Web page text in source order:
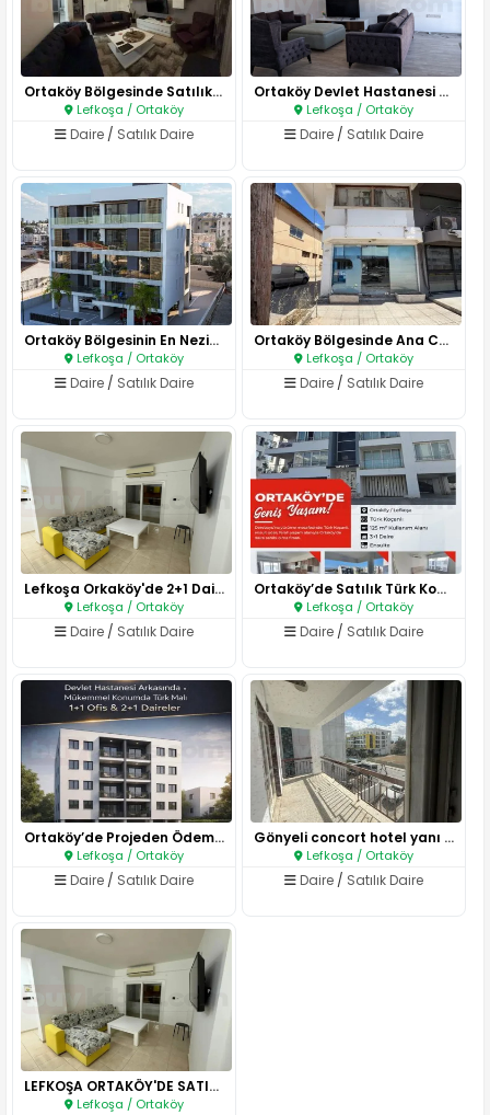
Ortaköy Bölgesinde Satılık Fır..
Lefkoşa / Ortaköy
Daire / Satılık Daire
Ortaköy Devlet Hastanesi Arkas..
Lefkoşa / Ortaköy
Daire / Satılık Daire
Ortaköy Bölgesinin En Nezih Bö..
Lefkoşa / Ortaköy
Daire / Satılık Daire
Ortaköy Bölgesinde Ana Cadde Ü..
Lefkoşa / Ortaköy
Daire / Satılık Daire
Lefkoşa Orkaköy'de 2+1 Daire..
Lefkoşa / Ortaköy
Daire / Satılık Daire
Ortaköy’de Satılık Türk Koçanl..
Lefkoşa / Ortaköy
Daire / Satılık Daire
Ortaköy’de Projeden Ödeme Avan..
Lefkoşa / Ortaköy
Daire / Satılık Daire
Gönyeli concort hotel yanı sat..
Lefkoşa / Ortaköy
Daire / Satılık Daire
LEFKOŞA ORTAKÖY'DE SATILIK 2+1..
Lefkoşa / Ortaköy